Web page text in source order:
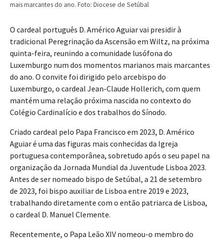
mais marcantes do ano. Foto: Diocese de Setúbal
O cardeal português D. Américo Aguiar vai presidir à
tradicional Peregrinação da Ascensão em Wiltz, na próxima
quinta-feira, reunindo a comunidade lusófona do
Luxemburgo num dos momentos marianos mais marcantes
do ano. O convite foi dirigido pelo arcebispo do
Luxemburgo, o cardeal Jean-Claude Hollerich, com quem
mantém uma relação próxima nascida no contexto do
Colégio Cardinalício e dos trabalhos do Sínodo.
Criado cardeal pelo Papa Francisco em 2023, D. Américo
Aguiar é uma das figuras mais conhecidas da Igreja
portuguesa contemporânea, sobretudo após o seu papel na
organização da Jornada Mundial da Juventude Lisboa 2023.
Antes de ser nomeado bispo de Setúbal, a 21 de setembro
de 2023, foi bispo auxiliar de Lisboa entre 2019 e 2023,
trabalhando diretamente com o então patriarca de Lisboa,
o cardeal D. Manuel Clemente.
Recentemente, o Papa Leão XIV nomeou-o membro do